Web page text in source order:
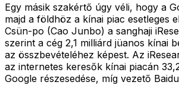
Egy másik szakértő úgy véli, hogy a
majd a földhöz a kínai piac esetleges
Csün-po (Cao Junbo) a sanghaji
szerint a cég 2,1 milliárd jüanos kínai
az összbevételéhez képest. Az
az internetes keresők kínai piacán
Google részesedése, míg vezető